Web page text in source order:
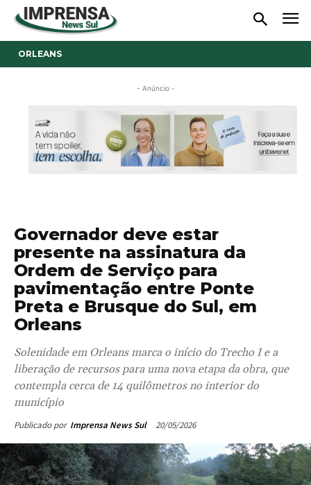
ORLEANS
- Anúncio -
Governador deve estar
presente na assinatura da
Ordem de Serviço para
pavimentação entre Ponte
Preta e Brusque do Sul, em
Orleans
Solenidade em Orleans marca o início do Trecho I e a
liberação de recursos para uma nova etapa da obra, que
contempla cerca de 14 quilômetros no interior do
município
Publicado por Imprensa News Sul 20/05/2026